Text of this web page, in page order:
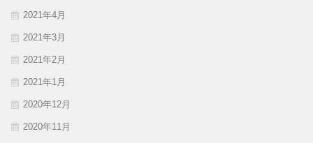
2021年4月
2021年3月
2021年2月
2021年1月
2020年12月
2020年11月